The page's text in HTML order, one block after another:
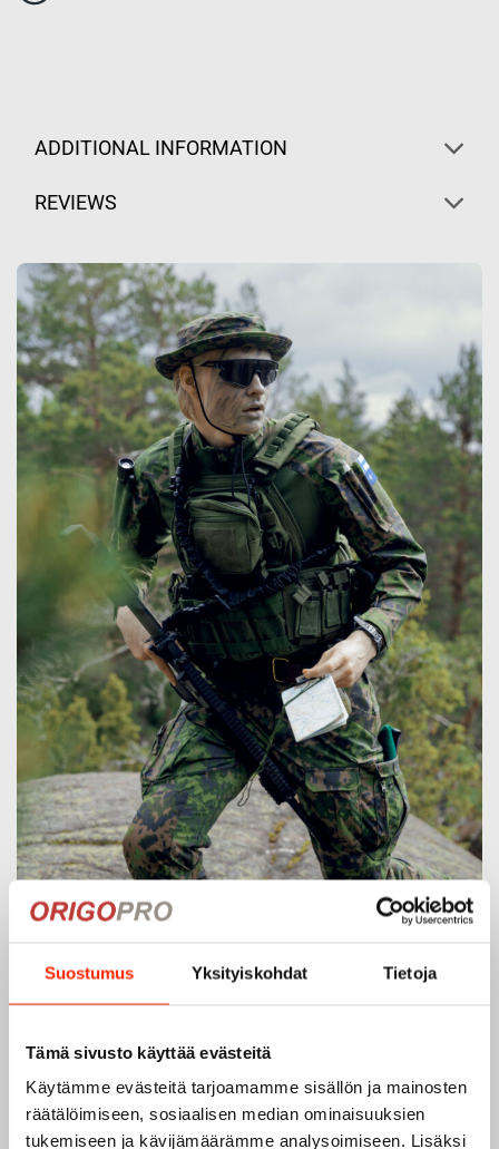
Suostumus Yksityiskohdat Tietoja
Tämä sivusto käyttää evästeitä
Käytämme evästeitä tarjoamamme sisällön ja mainosten
räätälöimiseen, sosiaalisen median ominaisuuksien
tukemiseen ja kävijämäärämme analysoimiseen. Lisäksi
ADDITIONAL INFORMATION
REVIEWS
Origopro – Suomalainen laatumerkki vuodesta
ulkoiluvaatetukseen erikoistunut yritys, joka on toiminut
vuodesta 1975.